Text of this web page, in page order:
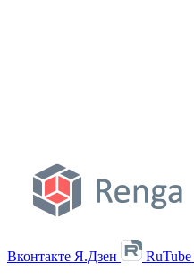
Вконтакте Я.Дзен RuTube